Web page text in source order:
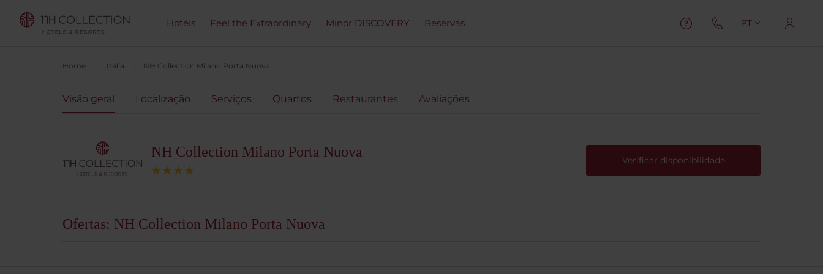
Hotéis Feel the Extraordinary Minor DISCOVERY Reservas PT
Home Itália NH Collection Milano Porta Nuova
Visão geral Localização Serviços Quartos Restaurantes Avaliações
NH Collection Milano Porta Nuova
Verificar disponibilidade
Ofertas: NH Collection Milano Porta Nuova